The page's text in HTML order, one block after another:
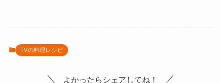
TVの料理レシピ
よかったらシェアしてね！